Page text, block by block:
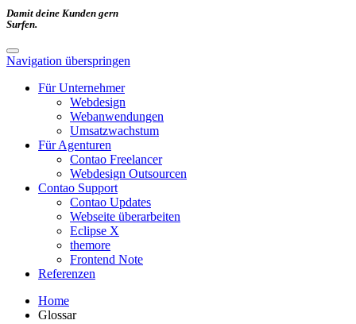
Damit deine Kunden gern
Surfen.
Navigation überspringen
Für Unternehmer
Webdesign
Webanwendungen
Umsatzwachstum
Für Agenturen
Contao Freelancer
Webdesign Outsourcen
Contao Support
Contao Updates
Webseite überarbeiten
Eclipse X
themore
Frontend Note
Referenzen
Home
Glossar